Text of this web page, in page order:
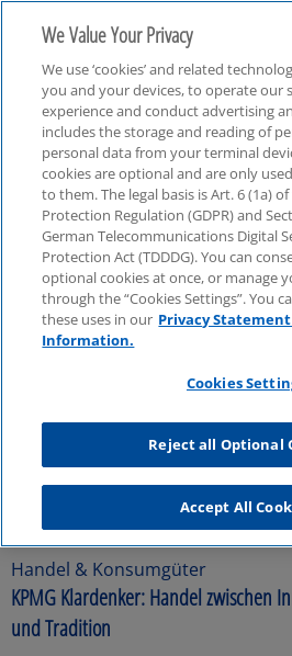
Handel & Konsumgüter
Handel & Konsumgüter
KPMG Klardenker: Handel zwischen
und Tradition
We Value Your Privacy
We use ‘cookies’ and related
you and your devices, to operate our
experience and conduct advertising
includes the storage and reading of
personal data from your terminal
cookies are optional and are only
to them. The legal basis is Art. 6 (1a)
Protection Regulation (GDPR) and
German Telecommunications Digital
Protection Act (TDDDG). You can
optional cookies at once, or manage
through the “Cookies Settings”. You
these uses in our Privacy
Information.
Cookies
Reject all Optional
Accept All